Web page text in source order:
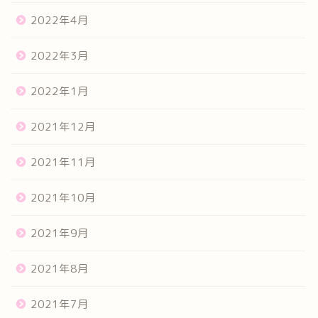
2022年4月
2022年3月
2022年1月
2021年12月
2021年11月
2021年10月
2021年9月
2021年8月
2021年7月